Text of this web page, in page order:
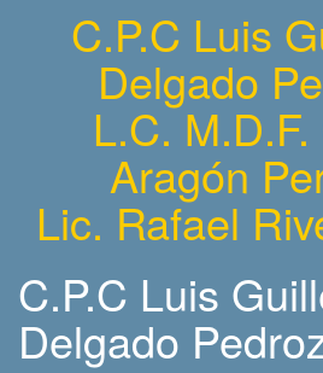
C.P.C Luis
Delgado
L.C.
Aragón
Lic. Rafael
C.P.C Luis
Delgado